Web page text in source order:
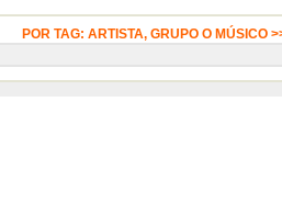
POR TAG: ARTISTA, GRUPO O MÚSICO